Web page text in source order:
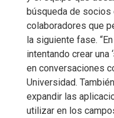
búsqueda de
colaboradores que
la siguiente fase.
intentando crear una
en conversaciones
Universidad.
expandir las
utilizar en los